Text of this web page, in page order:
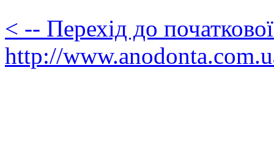
< -- Перехід до
http://